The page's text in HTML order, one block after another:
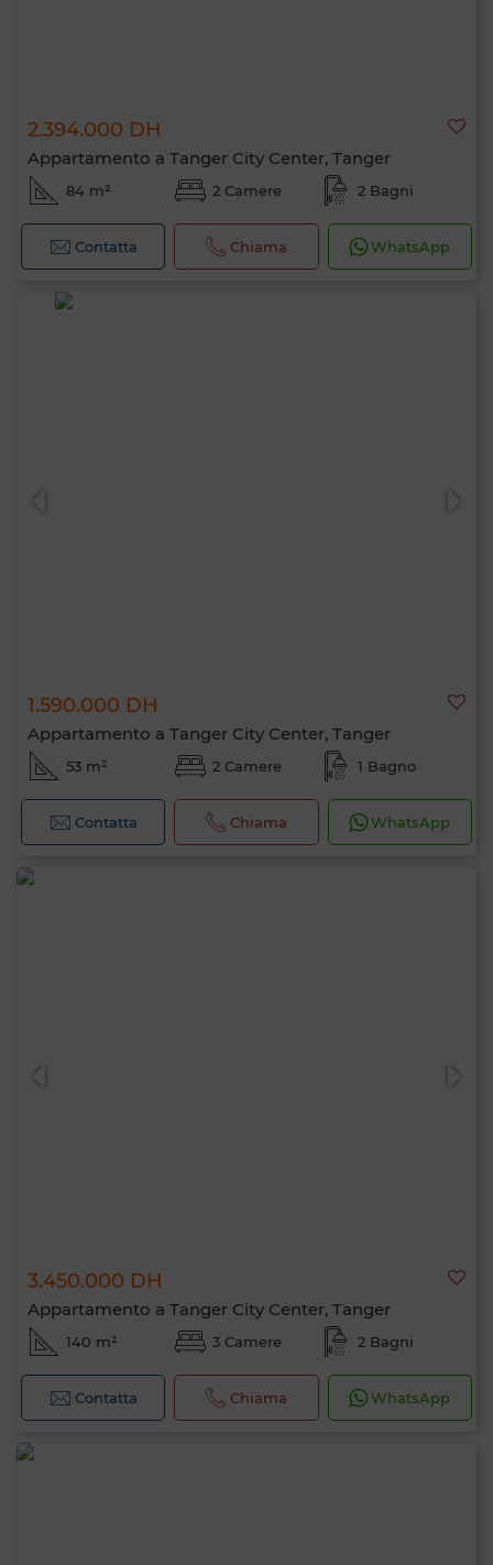
2.394.000 DH
Appartamento a Tanger City Center, Tanger
84 m² 2 Camere 2 Bagni
Contatta Chiama WhatsApp
1.590.000 DH
Appartamento a Tanger City Center, Tanger
53 m² 2 Camere 1 Bagno
Contatta Chiama WhatsApp
3.450.000 DH
Appartamento a Tanger City Center, Tanger
140 m² 3 Camere 2 Bagni
Contatta Chiama WhatsApp